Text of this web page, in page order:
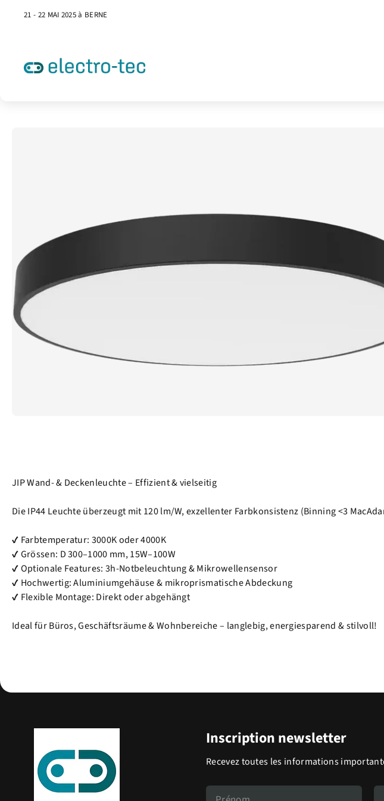
21 - 22 MAI 2025 à BERNE
JIP Wand- & Deckenleuchte – Effizient & vielseitig
Die IP44 Leuchte überzeugt mit 120 lm/W, exzellenter Farbkonsistenz (Binning <3
✔ Farbtemperatur: 3000K oder 4000K
✔ Grössen: D 300–1000 mm, 15W–100W
✔ Optionale Features: 3h-Notbeleuchtung & Mikrowellensensor
✔ Hochwertig: Aluminiumgehäuse & mikroprismatische Abdeckung
✔ Flexible Montage: Direkt oder abgehängt
Ideal für Büros, Geschäftsräume & Wohnbereiche – langlebig, energiesparend & stilvoll!
Inscription newsletter
Recevez toutes les informations